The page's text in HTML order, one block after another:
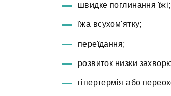
швидке поглинання їжі;
їжа всухом'ятку;
переїдання;
розвиток низки
гіпертермія або